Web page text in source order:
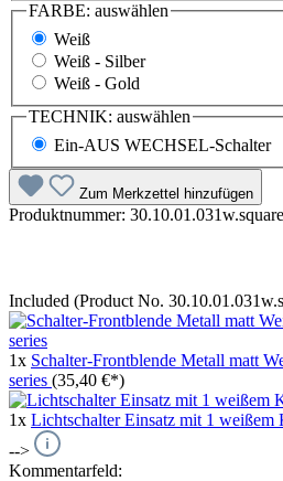
FARBE: auswählen
Weiß
Weiß - Silber
Weiß - Gold
TECHNIK: auswählen
Ein-AUS WECHSEL-Schalter
Zum Merkzettel hinzufügen
Produktnummer: 30.10.01.031w.square
Included (Product No.
1x Schalter-Frontblende Metall matt
series (35,40 €*)
1x Lichtschalter Einsatz mit 1 weißem
-->
Kommentarfeld: